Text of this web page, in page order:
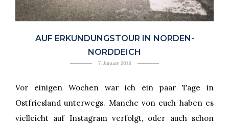
AUF ERKUNDUNGSTOUR IN NORDEN-
NORDDEICH
7. Januar 2018
Vor einigen Wochen war ich ein paar Tage in
Ostfriesland unterwegs. Manche von euch haben es
vielleicht auf Instagram verfolgt, oder auch schon